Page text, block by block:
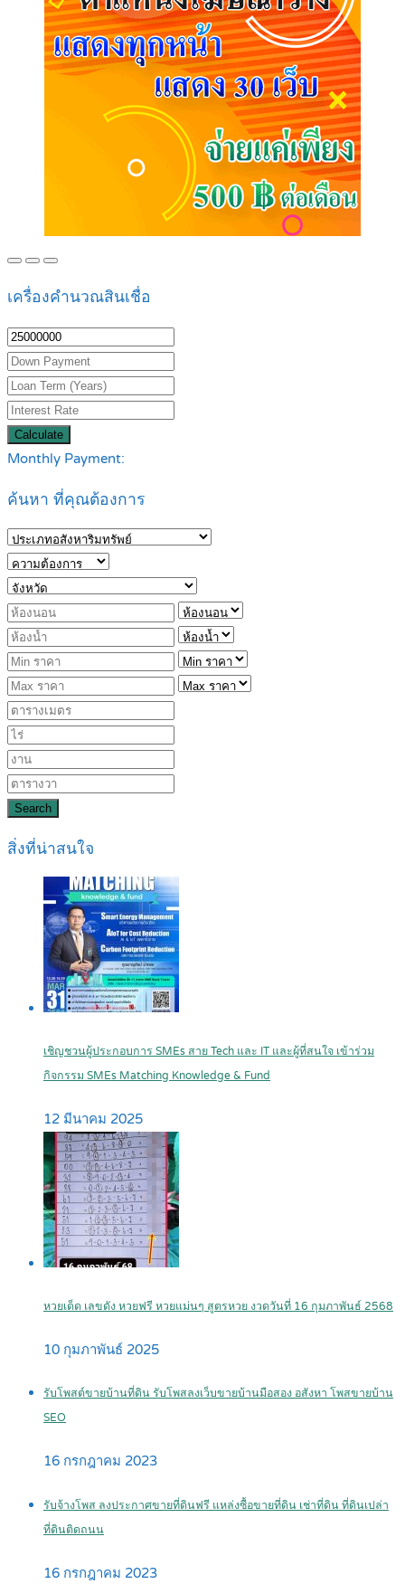
เครื่องคำนวณสินเชื่อ
Calculate
Monthly Payment:
ค้นหา ที่คุณต้องการ
Search
สิ่งที่น่าสนใจ
เชิญชวนผู้ประกอบการ SMEs สาย Tech และ IT และผู้ที่สนใจ เข้าร่วม
กิจกรรม SMEs Matching Knowledge & Fund
12 มีนาคม 2025
หวยเด็ด เลขดัง หวยฟรี หวยแม่นๆ สูตรหวย งวดวันที่ 16 กุมภาพันธ์ 2568
10 กุมภาพันธ์ 2025
รับโพสต์ขายบ้านที่ดิน รับโพสลงเว็บขายบ้านมือสอง อสังหา โพสขายบ้าน
SEO
16 กรกฎาคม 2023
รับจ้างโพส ลงประกาศขายที่ดินฟรี แหล่งซื้อขายที่ดิน เช่าที่ดิน ที่ดินเปล่า
ที่ดินติดถนน
16 กรกฎาคม 2023